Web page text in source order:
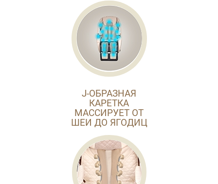
J-ОБРАЗНАЯ
КАРЕТКА
МАССИРУЕТ ОТ
ШЕИ ДО ЯГОДИЦ